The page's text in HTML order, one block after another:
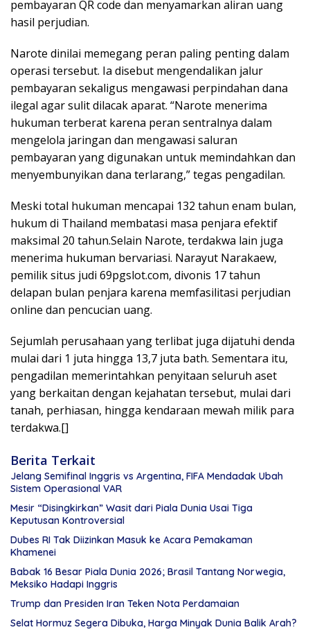
pembayaran QR code dan menyamarkan aliran uang
hasil perjudian.
Narote dinilai memegang peran paling penting dalam
operasi tersebut. Ia disebut mengendalikan jalur
pembayaran sekaligus mengawasi perpindahan dana
ilegal agar sulit dilacak aparat. “Narote menerima
hukuman terberat karena peran sentralnya dalam
mengelola jaringan dan mengawasi saluran
pembayaran yang digunakan untuk memindahkan dan
menyembunyikan dana terlarang,” tegas pengadilan.
Meski total hukuman mencapai 132 tahun enam bulan,
hukum di Thailand membatasi masa penjara efektif
maksimal 20 tahun.Selain Narote, terdakwa lain juga
menerima hukuman bervariasi. Narayut Narakaew,
pemilik situs judi 69pgslot.com, divonis 17 tahun
delapan bulan penjara karena memfasilitasi perjudian
online dan pencucian uang.
Sejumlah perusahaan yang terlibat juga dijatuhi denda
mulai dari 1 juta hingga 13,7 juta bath. Sementara itu,
pengadilan memerintahkan penyitaan seluruh aset
yang berkaitan dengan kejahatan tersebut, mulai dari
tanah, perhiasan, hingga kendaraan mewah milik para
terdakwa.[]
Berita Terkait
Jelang Semifinal Inggris vs Argentina, FIFA Mendadak Ubah
Sistem Operasional VAR
Mesir “Disingkirkan” Wasit dari Piala Dunia Usai Tiga
Keputusan Kontroversial
Dubes RI Tak Diizinkan Masuk ke Acara Pemakaman
Khamenei
Babak 16 Besar Piala Dunia 2026; Brasil Tantang Norwegia,
Meksiko Hadapi Inggris
Trump dan Presiden Iran Teken Nota Perdamaian
Selat Hormuz Segera Dibuka, Harga Minyak Dunia Balik Arah?